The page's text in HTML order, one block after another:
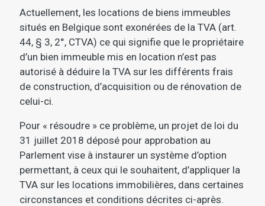
Actuellement, les locations de biens immeubles
situés en Belgique sont exonérées de la TVA (art.
44, § 3, 2°, CTVA) ce qui signifie que le propriétaire
d’un bien immeuble mis en location n’est pas
autorisé à déduire la TVA sur les différents frais
de construction, d’acquisition ou de rénovation de
celui-ci.
Pour « résoudre » ce problème, un projet de loi du
31 juillet 2018 déposé pour approbation au
Parlement vise à instaurer un système d’option
permettant, à ceux qui le souhaitent, d’appliquer la
TVA sur les locations immobilières, dans certaines
circonstances et conditions décrites ci-après.